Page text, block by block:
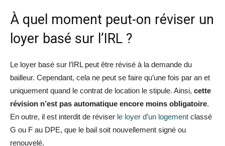
À quel moment peut-on réviser un
loyer basé sur l’IRL ?
Le loyer basé sur l’IRL peut être révisé à la demande du
bailleur. Cependant, cela ne peut se faire qu’une fois par an et
uniquement quand le contrat de location le stipule. Ainsi, cette
révision n’est pas automatique encore moins obligatoire.
En outre, il est interdit de réviser le loyer d’un logement classé
G ou F au DPE, que le bail soit nouvellement signé ou
renouvelé.